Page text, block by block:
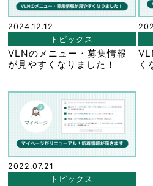
2024.12.12
トピックス
VLNのメニュー・募集情報
が見やすくなりました！
く
2022.07.21
トピックス